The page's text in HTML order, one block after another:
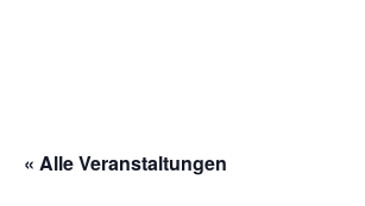
« Alle Veranstaltungen